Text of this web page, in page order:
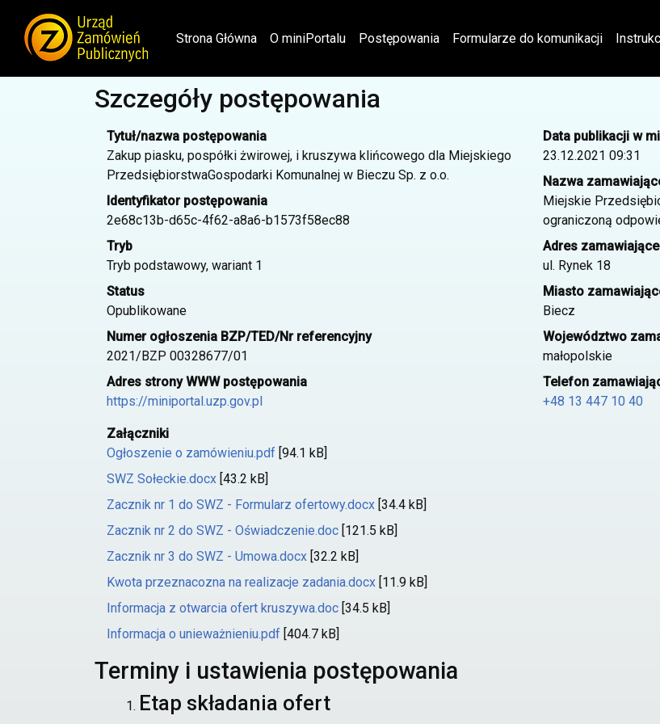
Strona Główna(current)
O miniPortalu Postępowania Formularze do komunikacji
Szczegóły postępowania
Tytuł/nazwa postępowania
Zakup piasku, pospółki żwirowej, i kruszywa klińcowego dla Miejskiego
PrzedsiębiorstwaGospodarki Komunalnej w Bieczu Sp. z o.o.
Identyfikator postępowania
2e68c13b-d65c-4f62-a8a6-b1573f58ec88
Tryb
Tryb podstawowy, wariant 1
Status
Opublikowane
Numer ogłoszenia BZP/TED/Nr referencyjny
2021/BZP 00328677/01
Adres strony WWW postępowania
https://miniportal.uzp.gov.pl
Data publikacji w
23.12.2021 09:31
Nazwa
Miejskie
ograniczoną
Adres
ul. Rynek 18
Miasto
Biecz
Województwo
małopolskie
Telefon
+48 13 447 10 40
Załączniki
Ogłoszenie o zamówieniu.pdf [94.1 kB]
SWZ Sołeckie.docx [43.2 kB]
Zacznik nr 1 do SWZ - Formularz ofertowy.docx [34.4 kB]
Zacznik nr 2 do SWZ - Oświadczenie.doc [121.5 kB]
Zacznik nr 3 do SWZ - Umowa.docx [32.2 kB]
Kwota przeznacozna na realizacje zadania.docx [11.9 kB]
Informacja z otwarcia ofert kruszywa.doc [34.5 kB]
Informacja o unieważnieniu.pdf [404.7 kB]
Terminy i ustawienia postępowania
Etap składania ofert